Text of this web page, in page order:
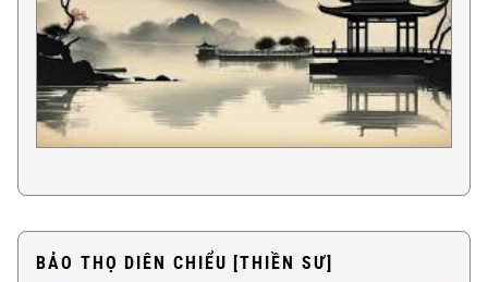
BẢO THỌ DIÊN CHIỂU [THIỀN SƯ]